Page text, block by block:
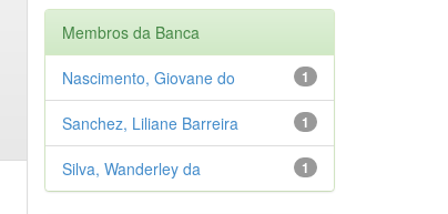
Membros da Banca
1
Nascimento, Giovane do
1
Sanchez, Liliane Barreira
1
Silva, Wanderley da